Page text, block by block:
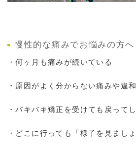
慢性的な痛みでお悩みの方へ
・何ヶ月も痛みが続いている
・原因がよく分からない痛みや違
・バキバキ矯正を受けても戻って
・どこに行っても「様子を見まし